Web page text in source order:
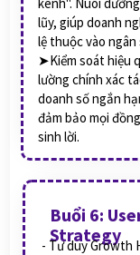
lũy, giúp doanh
lệ thuộc vào ngân
➤Kiểm soát hiệu
lường chính xác
doanh số ngắn
đảm bảo mọi
sinh lời.
Buổi 6:
Strategy
- Tư duy Growth